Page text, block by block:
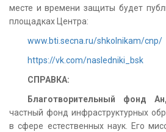
месте и времени защиты будет
площадках Центра:
www.bti.secna.ru/shkolnikam/cnp/
https://vk.com/nasledniki_bsk
СПРАВКА:
Благотворительный фонд
частный фонд инфраструктурных
в сфере естественных наук. Его